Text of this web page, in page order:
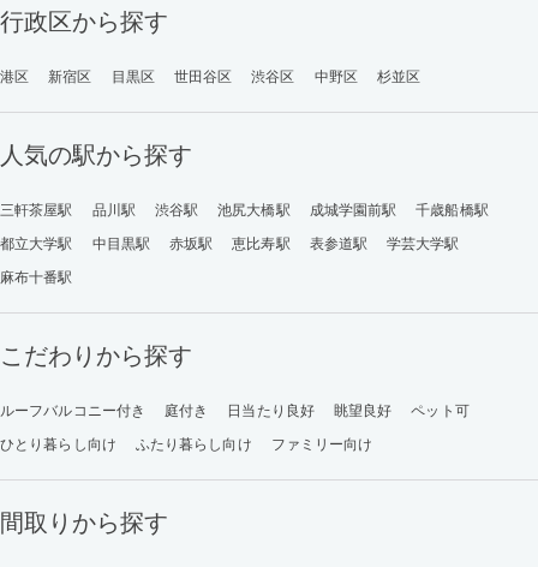
行政区から探す
港区 新宿区 目黒区 世田谷区 渋谷区 中野区 杉並区
人気の駅から探す
三軒茶屋駅 品川駅 渋谷駅 池尻大橋駅 成城学園前駅
千歳船橋駅
都立大学駅
中目黒駅 赤坂駅 恵比寿駅 表参道駅
学芸大学駅
麻布十番駅
こだわりから探す
ルーフバルコニー付き 庭付き 日当たり良好 眺望良好
ペット可
ひとり暮らし向け
ふたり暮らし向け ファミリー向け
間取りから探す